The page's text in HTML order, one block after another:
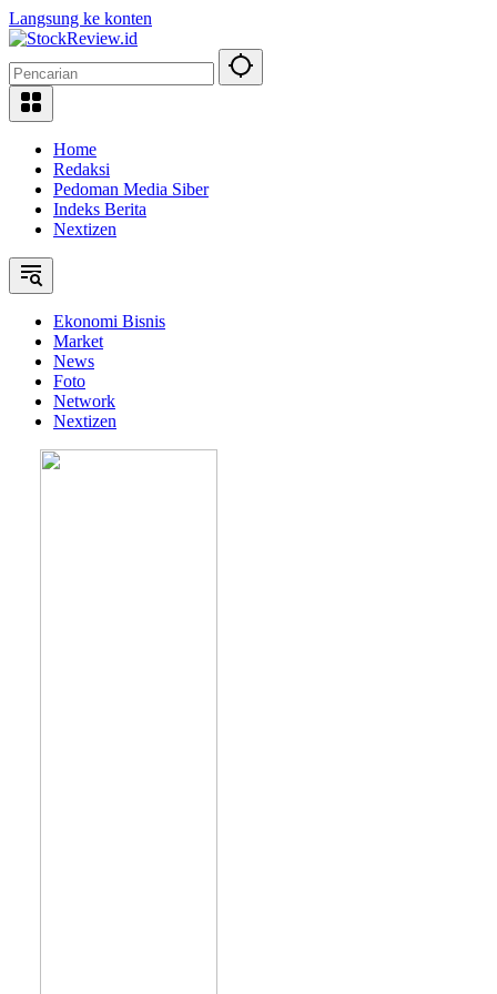
Langsung ke konten
Home
Redaksi
Pedoman Media Siber
Indeks Berita
Nextizen
Ekonomi Bisnis
Market
News
Foto
Network
Nextizen